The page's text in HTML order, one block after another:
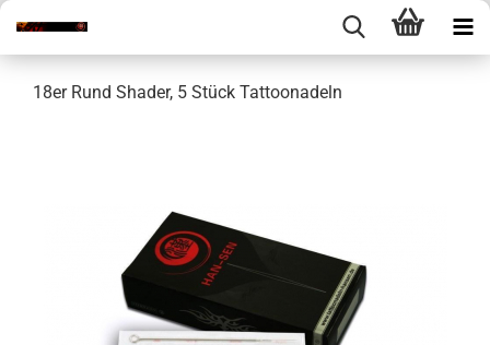
18er Rund Shader, 5 Stück Tattoonadeln